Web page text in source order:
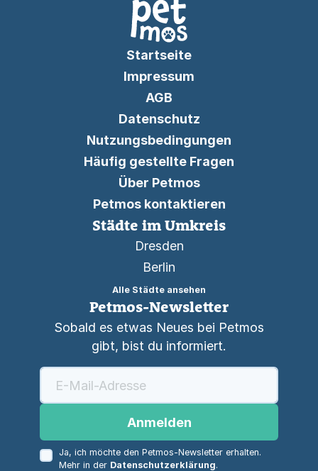
Startseite
Impressum
AGB
Datenschutz
Nutzungsbedingungen
Häufig gestellte Fragen
Über Petmos
Petmos kontaktieren
Städte im Umkreis
Dresden
Berlin
Alle Städte ansehen
Petmos-Newsletter
Sobald es etwas Neues bei Petmos
gibt, bist du informiert.
Anmelden
Ja, ich möchte den Petmos-Newsletter erhalten.
Mehr in der Datenschutzerklärung.